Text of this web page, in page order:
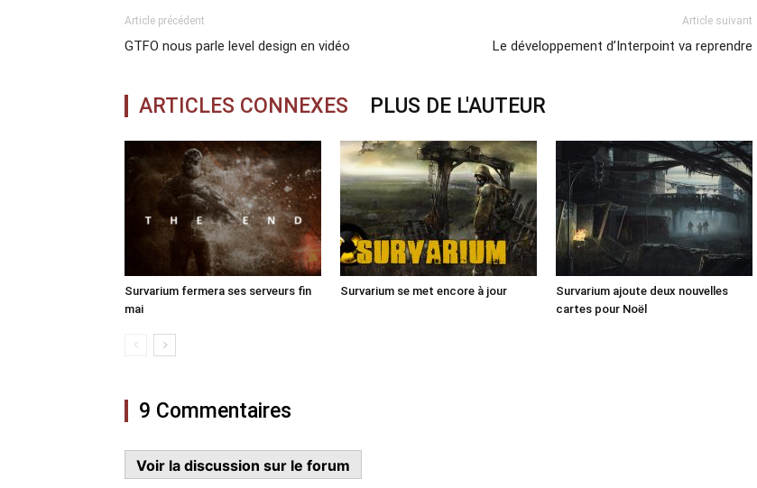
Article précédent
GTFO nous parle level design en vidéo
Article suivant
Le développement d’Interpoint va reprendre
ARTICLES CONNEXES PLUS DE L'AUTEUR
Survarium fermera ses serveurs fin
mai
Survarium se met encore à jour
Survarium ajoute deux nouvelles
cartes pour Noël
9 Commentaires
Voir la discussion sur le forum